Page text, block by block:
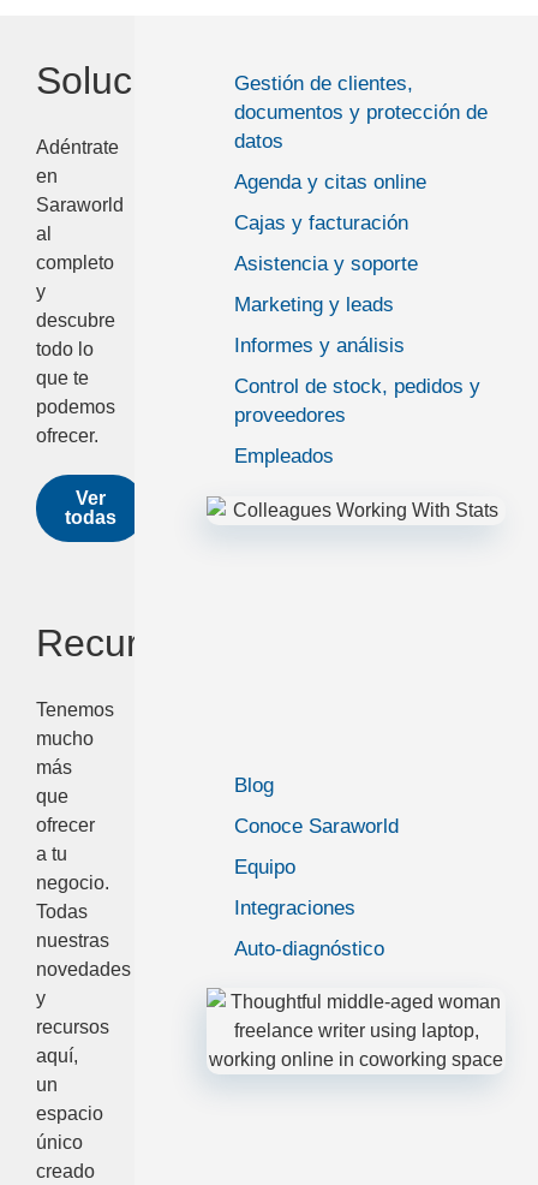
Soluciones
Adéntrate
en
Saraworld
al
completo
y
descubre
todo lo
que te
podemos
ofrecer.
Ver
todas
Gestión de clientes,
documentos y protección de
datos
Agenda y citas online
Cajas y facturación
Asistencia y soporte
Marketing y leads
Informes y análisis
Control de stock, pedidos y
proveedores
Empleados
Recursos
Tenemos
mucho
más
que
ofrecer
a tu
negocio.
Todas
nuestras
novedades
y
recursos
aquí,
un
espacio
único
creado
Blog
Conoce Saraworld
Equipo
Integraciones
Auto-diagnóstico